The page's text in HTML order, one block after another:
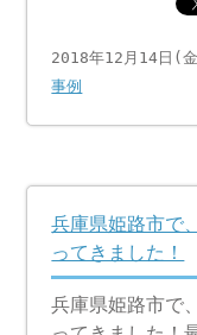
2018年12月14日(
事例
兵庫県姫路市で
ってきました！
兵庫県姫路市で